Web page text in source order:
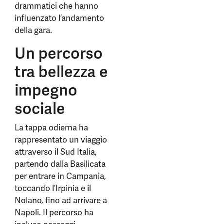
drammatici che hanno
influenzato l’andamento
della gara.
Un percorso
tra bellezza e
impegno
sociale
La tappa odierna ha
rappresentato un viaggio
attraverso il Sud Italia,
partendo dalla Basilicata
per entrare in Campania,
toccando l’Irpinia e il
Nolano, fino ad arrivare a
Napoli. Il percorso ha